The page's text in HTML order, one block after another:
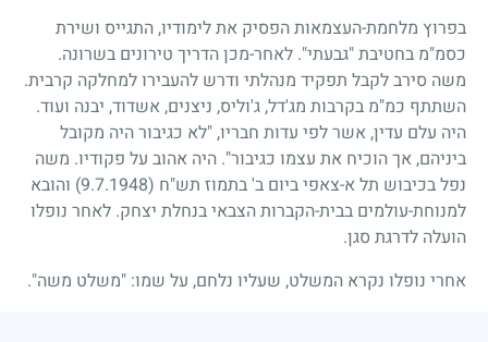
בפרוץ מלחמת-העצמאות הפסיק את לימודיו, התגייס ושירת
כסמ"מ בחטיבת "גבעתי". לאחר-מכן הדריך טירונים בשרונה.
משה סירב לקבל תפקיד מנהלתי ודרש להעבירו למחלקה קרבית.
השתתף כמ"מ בקרבות מג'דל, ג'וליס, ניצנים, אשדוד, יבנה ועוד.
היה עלם עדין, אשר לפי עדות חבריו, "לא כגיבור היה מקובל
ביניהם, אך הוכיח את עצמו כגיבור". היה אהוב על פקודיו. משה
נפל בכיבוש תל א-צאפי ביום ב' בתמוז תש"ח (9.7.1948)
והובא
למנוחת-עולמים בבית-הקברות הצבאי בנחלת יצחק. לאחר נופלו
הועלה לדרגת סגן.
אחרי נופלו נקרא המשלט, שעליו נלחם, על שמו: "משלט משה".